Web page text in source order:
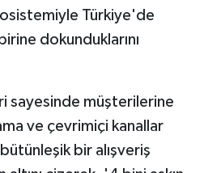
Türkiye'de
dokunduklarını
sayesinde müşterilerine
ve çevrimiçi kanallar
bir alışveriş